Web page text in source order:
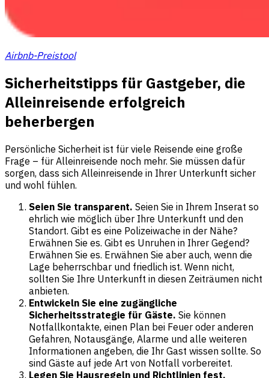
Airbnb-Preistool
Sicherheitstipps für Gastgeber, die
Alleinreisende erfolgreich
beherbergen
Persönliche Sicherheit ist für viele Reisende eine große
Frage – für Alleinreisende noch mehr. Sie müssen dafür
sorgen, dass sich Alleinreisende in Ihrer Unterkunft sicher
und wohl fühlen.
Seien Sie transparent. Seien Sie in Ihrem Inserat so
ehrlich wie möglich über Ihre Unterkunft und den
Standort. Gibt es eine Polizeiwache in der Nähe?
Erwähnen Sie es. Gibt es Unruhen in Ihrer Gegend?
Erwähnen Sie es. Erwähnen Sie aber auch, wenn die
Lage beherrschbar und friedlich ist. Wenn nicht,
sollten Sie Ihre Unterkunft in diesen Zeiträumen nicht
anbieten.
Entwickeln Sie eine zugängliche
Sicherheitsstrategie für Gäste. Sie können
Notfallkontakte, einen Plan bei Feuer oder anderen
Gefahren, Notausgänge, Alarme und alle weiteren
Informationen angeben, die Ihr Gast wissen sollte. So
sind Gäste auf jede Art von Notfall vorbereitet.
Legen Sie Hausregeln und Richtlinien fest.